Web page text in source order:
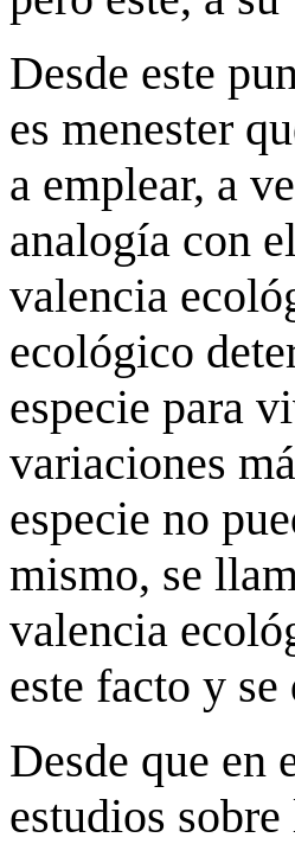
Desde este
es menester
a emplear, a
analogía con
valencia
ecológico
especie para
variaciones
especie no
mismo, se
valencia
este facto y
Desde que en
estudios